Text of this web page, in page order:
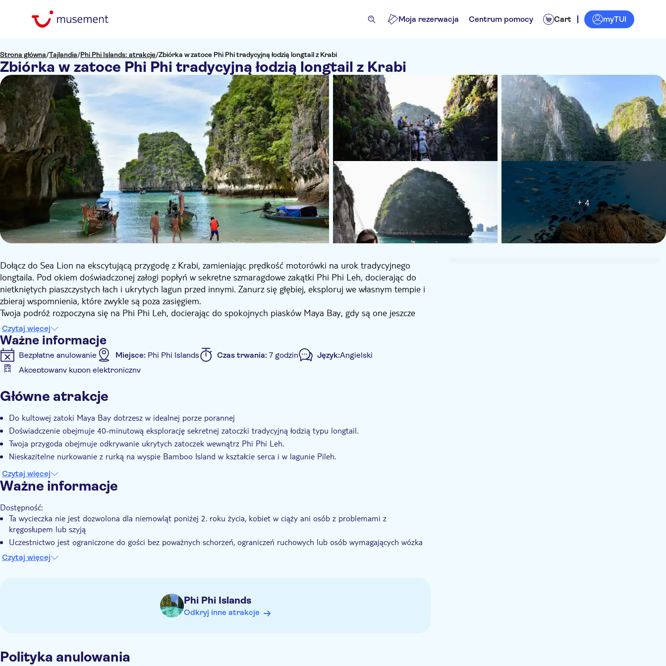
Moja rezerwacja Centrum pomocy Cart myTUI
Strona główna/Tajlandia/Phi Phi Islands: atrakcje/Zbiórka w zatoce Phi Phi tradycyjną łodzią longtail z Krabi
Zbiórka w zatoce Phi Phi tradycyjną łodzią longtail z Krabi
+ 4
Dołącz do Sea Lion na ekscytującą przygodę z Krabi, zamieniając prędkość motorówki na urok tradycyjnego
longtaila. Pod okiem doświadczonej załogi popłyń w sekretne szmaragdowe zakątki Phi Phi Leh, docierając do
nietkniętych piaszczystych łach i ukrytych lagun przed innymi. Zanurz się głębiej, eksploruj we własnym tempie i
zbieraj wspomnienia, które zwykle są poza zasięgiem.
Twoja podróż rozpoczyna się na Phi Phi Leh, docierając do spokojnych piasków Maya Bay, gdy są one jeszcze
nienaruszone. Prawdziwa magia dzieje się, gdy przesiadasz się z motorówki na tradycyjną łódź typu longtail.
Pozwala to na nawigację w płytkich, zacisznych wapiennych zatoczkach i szmaragdowych lagunach, do których
większe statki nie mogą dotrzeć.
Doświadcz snorkelingu na najwyższym poziomie w lagunie Pileh z najwyższej klasy sprzętem pod czujnym okiem
naszej doświadczonej załogi. Po minięciu Jaskini Wikingów i złożeniu wizyty mieszkańcom Monkey Beach, udasz
życiem atmosferę wyspy. Spędź ostatnie godziny na wyspie Bamboo, oazie w kształcie serca z białym piaskiem i
dużą ilością cienia. Jest to idealne miejsce do nurkowania z rurką w płytkiej wodzie lub spokojnego relaksu.
Późnym popołudniem wrócisz do punktu wyjścia, niosąc ze sobą skarbnicę niezapomnianych wrażeń.
Czytaj więcej
Ważne informacje
Bezpłatne anulowanie Miejsce: Phi Phi Islands Czas trwania: 7 godzin Język:Angielski
Akceptowany kupon elektroniczny
Natychmiastowe potwierdzenie
Mniejsza grupa
E-Voucher Odbiór z hotelu Transport w cenie
Główne atrakcje
Do kultowej zatoki Maya Bay dotrzesz w idealnej porze porannej
Doświadczenie obejmuje 40-minutową eksplorację sekretnej zatoczki tradycyjną łodzią typu longtail.
Twoja przygoda obejmuje odkrywanie ukrytych zatoczek wewnątrz Phi Phi Leh.
Nieskazitelne nurkowanie z rurką na wyspie Bamboo Island w kształcie serca i w lagunie Pileh.
Czytaj więcej
Ważne informacje
Dostępność:
Ta wycieczka nie jest dozwolona dla niemowląt poniżej 2. roku życia, kobiet w ciąży ani osób z problemami z
kręgosłupem lub szyją
Uczestnictwo jest ograniczone do gości bez poważnych schorzeń, ograniczeń ruchowych lub osób wymagających wózka
inwalidzkiego.
Opłata za wstęp do "Hat Noppharat Thara - Mu Ko Phi Phi National Park" nie jest wliczona w cenę i należy ją uiścić na
miesiące w sierpniu i wrześniu.
Czytaj więcej
Phi Phi Islands
Odkryj inne atrakcje
Polityka anulowania